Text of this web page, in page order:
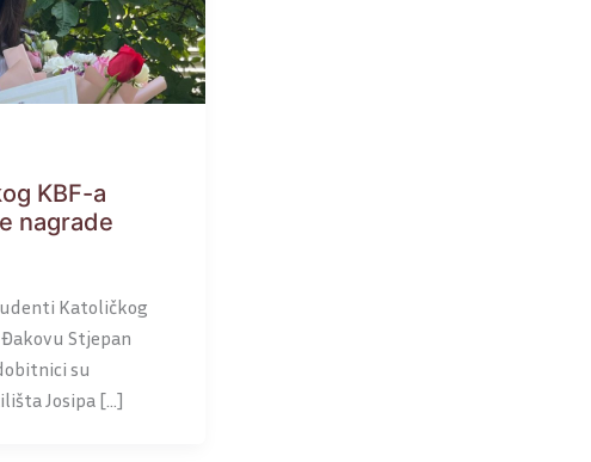
KBF-a
nagrade
Katoličkog
Stjepan
su
Josipa […]